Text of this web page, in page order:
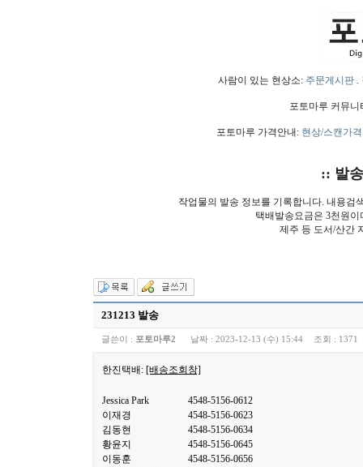
사람이 있는 현상소: 주문게시판.
포토마루 커뮤
포토마루 가격안내: 현상/스캔가격
:: 발
작업물의 발송 정보를 기록합니다. 내용검
택배발송요금은 3천원
제주 등 도서/산간
231213 발송
글쓴이 : 포토마루2 날짜 : 2023-12-13 (수) 15:44 조회 : 1371
한진택배: [배송조회창]
Jessica Park
4548-5156-0612
이재경
4548-5156-0623
김동현
4548-5156-0634
황윤지
4548-5156-0645
이동훈
4548-5156-0656